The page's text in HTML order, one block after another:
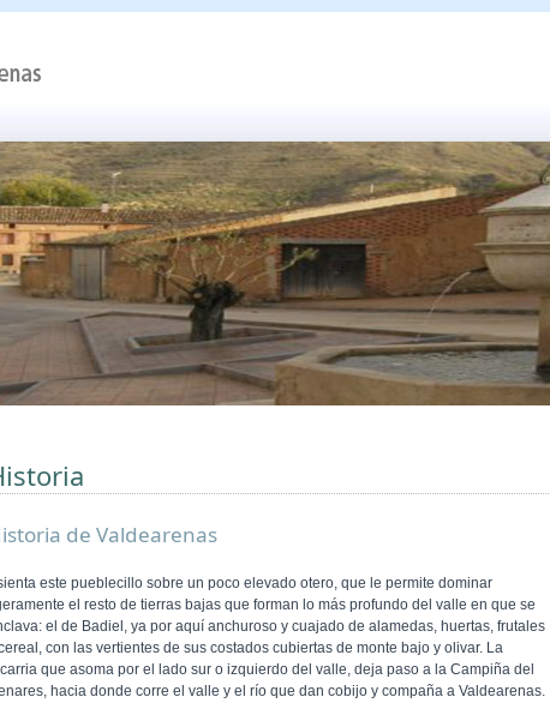
de Valdearenas
este pueblecillo sobre un poco elevado otero, que le permite dominar
el resto de tierras bajas que forman lo más profundo del valle en que se
el de Badiel, ya por aquí anchuroso y cuajado de alamedas, huertas, frutales
con las vertientes de sus costados cubiertas de monte bajo y olivar. La
que asoma por el lado sur o izquierdo del valle, deja paso a la Campiña del
hacia donde corre el valle y el río que dan cobijo y compaña a Valdearenas.